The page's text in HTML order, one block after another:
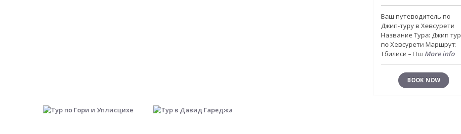
Ваш путеводитель по
Джип-туру в Хевсурети
Название Тура: Джип тур
по Хевсурети Маршрут:
Тбилиси – Пш More info
BOOK NOW